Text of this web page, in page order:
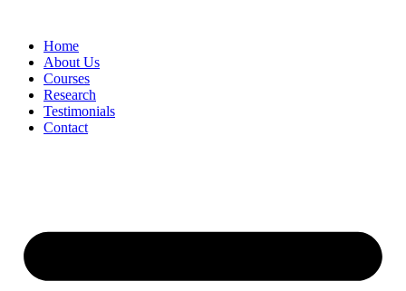
contentHome
About Us
Courses
Research
Testimonials
Contact